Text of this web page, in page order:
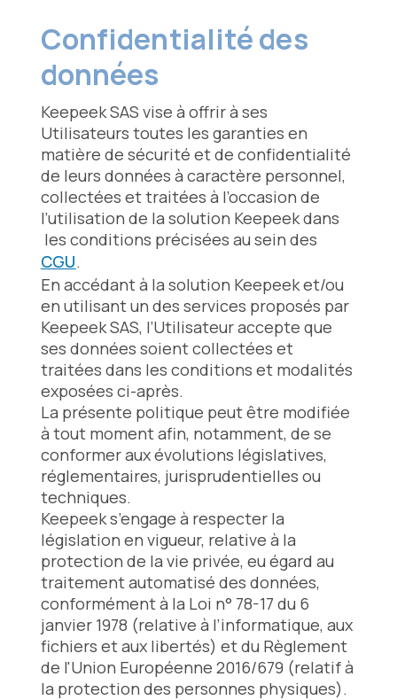
Confidentialité des
données
Keepeek SAS vise à offrir à ses
Utilisateurs toutes les garanties en
matière de sécurité et de confidentialité
de leurs données à caractère personnel,
collectées et traitées à l’occasion de
l’utilisation de la solution Keepeek dans
les conditions précisées au sein des
CGU.
En accédant à la solution Keepeek et/ou
en utilisant un des services proposés par
Keepeek SAS, l’Utilisateur accepte que
ses données soient collectées et
traitées dans les conditions et modalités
exposées ci-après.
La présente politique peut être modifiée
à tout moment afin, notamment, de se
conformer aux évolutions législatives,
réglementaires, jurisprudentielles ou
techniques.
Keepeek s’engage à respecter la
législation en vigueur, relative à la
protection de la vie privée, eu égard au
traitement automatisé des données,
conformément à la Loi n° 78-17 du 6
janvier 1978 (relative à l’informatique, aux
fichiers et aux libertés) et du Règlement
de l'Union Européenne 2016/679 (relatif à
la protection des personnes physiques).